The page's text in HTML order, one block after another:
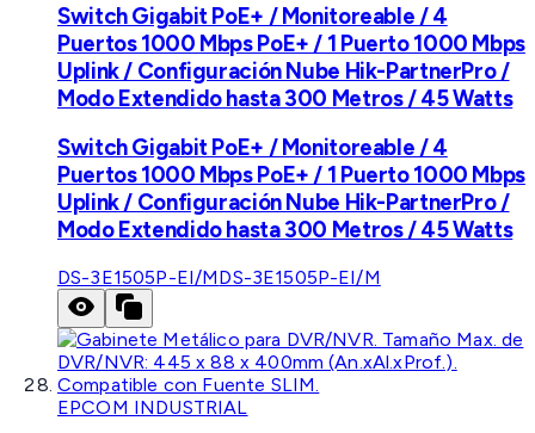
Switch Gigabit PoE+ / Monitoreable / 4
Puertos 1000 Mbps PoE+ / 1 Puerto 1000 Mbps
Uplink / Configuración Nube Hik-PartnerPro /
Modo Extendido hasta 300 Metros / 45 Watts
Switch Gigabit PoE+ / Monitoreable / 4
Puertos 1000 Mbps PoE+ / 1 Puerto 1000 Mbps
Uplink / Configuración Nube Hik-PartnerPro /
Modo Extendido hasta 300 Metros / 45 Watts
DS-3E1505P-EI/MDS-3E1505P-EI/M
EPCOM INDUSTRIAL